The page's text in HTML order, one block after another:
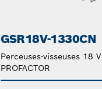
GSR18V-1330CN
Perceuses-visseuses 18 V
PROFACTOR